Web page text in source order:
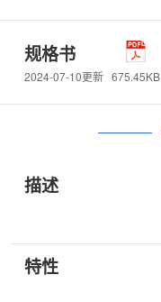
规格书
2024-07-10更新 675.45KB
描述
特性